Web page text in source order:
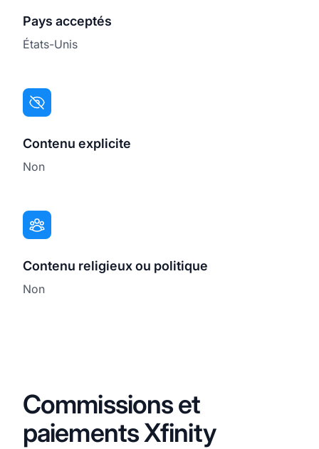
Pays acceptés
États-Unis
Contenu explicite
Non
Contenu religieux ou politique
Non
Commissions et
paiements Xfinity